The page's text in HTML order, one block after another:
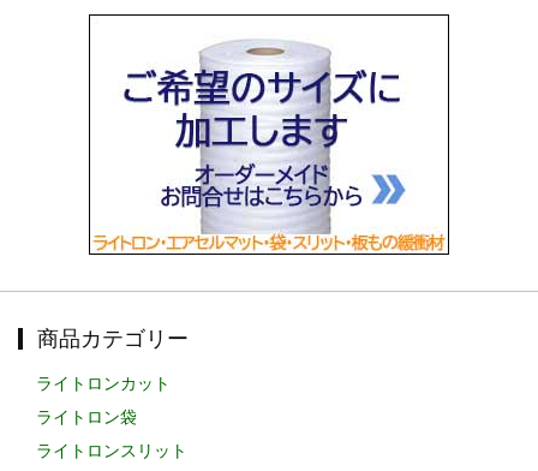
商品カテゴリー
ライトロンカット
ライトロン袋
ライトロンスリット